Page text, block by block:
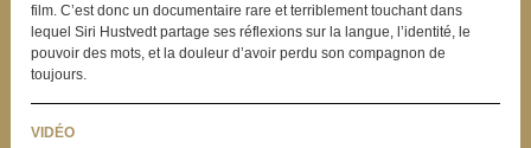
film. C’est donc un documentaire rare et terriblement touchant dans
lequel Siri Hustvedt partage ses réflexions sur la langue, l’identité, le
pouvoir des mots, et la douleur d’avoir perdu son compagnon de
toujours.
VIDÉO